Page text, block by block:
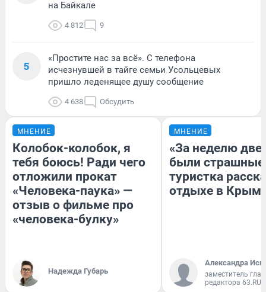
на Байкале
4 812 9
5
«Простите нас за всё». С телефона
исчезнувшей в тайге семьи Усольцевых
пришло леденящее душу сообщение
4 638 Обсудить
МНЕНИЕ
Колобок-колобок, я
тебя боюсь! Ради чего
отложили прокат
«Человека-паука» —
отзыв о фильме про
«человека-булку»
Надежда Губарь
МНЕНИЕ
«За неделю две
были
туристка
отдыхе в
Александра
заместитель
редактора 63.RU